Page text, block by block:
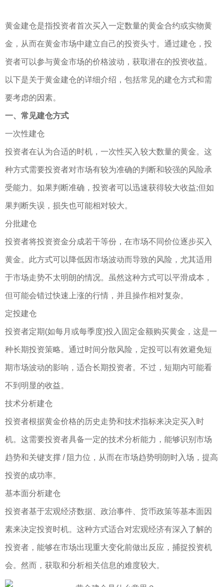
黄金建仓是指投资者首次买入一定数量的黄金合约或实物黄
金，从而在黄金市场中建立自己的投资头寸。通过建仓，投
资者可以参与黄金市场的价格波动，获取潜在的投资收益。
以下是关于黄金建仓的详细介绍，包括常见的建仓方式和需
要考虑的因素。
一、常见建仓方式
一次性建仓
投资者在认为合适的时机，一次性买入较大数量的黄金。这
种方式需要投资者对市场有较为准确的判断和较强的风险承
受能力。如果判断准确，投资者可以迅速获得较大收益;但如
果判断失误，损失也可能相对较大。
分批建仓
投资者将投资资金分成若干等份，在市场不同价位逐步买入
黄金。此方式可以降低因市场波动而导致的风险，尤其适用
于市场走势不太明朗的情况。虽然这种方式可以平滑成本，
但可能会错过快速上涨的行情，并且操作相对复杂。
定投建仓
投资者定期(如每月或每季度)投入固定金额购买黄金，这是一
种长期投资策略。通过时间分散风险，定投可以有效避免短
期市场波动的影响，适合长期投资者。不过，短期内可能看
不到明显的收益。
技术分析建仓
投资者根据黄金价格的历史走势和技术指标来决定买入时
机。这需要投资者具备一定的技术分析能力，能够识别市场
趋势和关键支撑 / 阻力位，从而在市场趋势明朗时入场，提高
投资的成功率。
基本面分析建仓
投资者基于宏观经济数据、政治事件、货币政策等基本面因
素来决定投资时机。这种方式适合对宏观经济有深入了解的
投资者，能够在市场出现重大变化前做出反应，捕捉投资机
会。然而，获取和分析相关信息的难度较大。